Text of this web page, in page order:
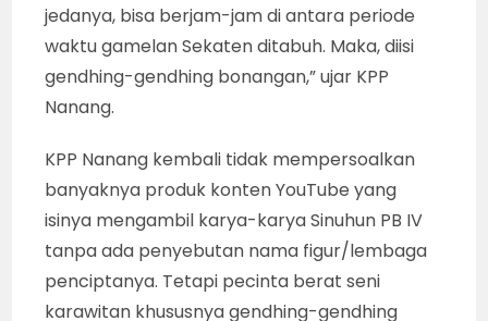
jedanya, bisa berjam-jam di antara periode
waktu gamelan Sekaten ditabuh. Maka, diisi
gendhing-gendhing bonangan,” ujar KPP
Nanang.
KPP Nanang kembali tidak mempersoalkan
banyaknya produk konten YouTube yang
isinya mengambil karya-karya Sinuhun PB IV
tanpa ada penyebutan nama figur/lembaga
penciptanya. Tetapi pecinta berat seni
karawitan khususnya gendhing-gendhing